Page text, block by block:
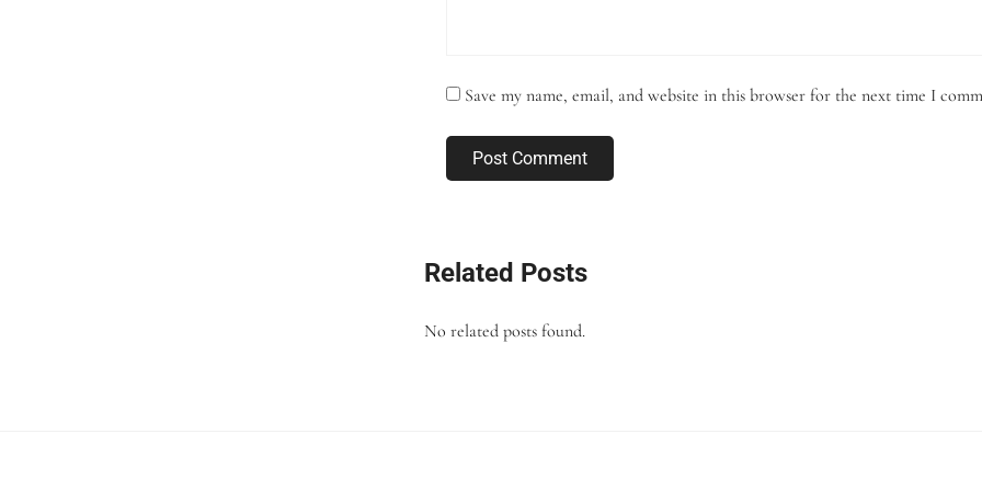
Save my name, email, and website in this browser for the next time I
Post Comment
Related Posts
No related posts found.